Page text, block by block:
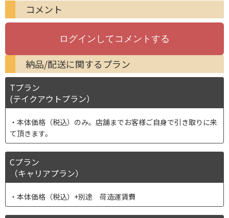
コメント
納品/配送に関するプラン
Tプラン
(テイクアウトプラン）
本体価格（税込）のみ。店舗までお客様ご自身で引き取りに来
て頂きます。
Cプラン
（キャリアプラン）
本体価格（税込）+別途 荷造運賃費